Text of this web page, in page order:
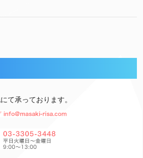
て承っております。